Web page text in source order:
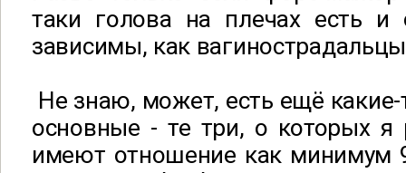
таки голова на плечах есть и
зависимы, как
Не знаю, может, есть ещё
основные - те три, о которых я
имеют отношение как минимум